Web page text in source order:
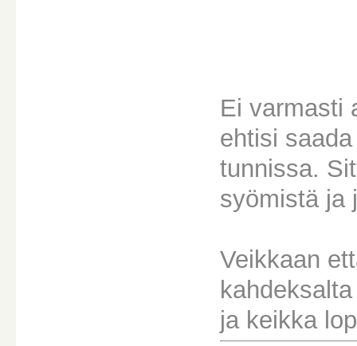
Ei varmasti
ehtisi
tunnissa.
syömistä ja
Veikkaan
ja keikka